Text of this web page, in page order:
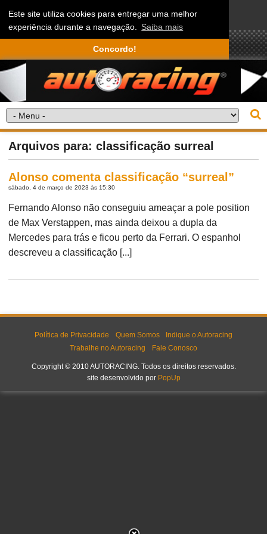
Este site utiliza cookies para entregar uma melhor
experiência durante a navegação. Saiba mais
Concordo!
Arquivos para: classificação surreal
Alonso comenta classificação “surreal”
sábado, 4 de março de 2023 às 15:30
Fernando Alonso não conseguiu ameaçar a pole position
de Max Verstappen, mas ainda deixou a dupla da
Mercedes para trás e ficou perto da Ferrari. O espanhol
descreveu a classificação [...]
Política de Privacidade Quem Somos
Indique o Autoracing
Trabalhe no Autoracing
Fale Conosco
Copyright © 2010 AUTORACING. Todos os direitos reservados.
site desenvolvido por PopUp